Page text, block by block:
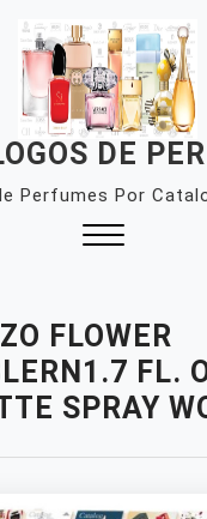
DE
Perfumes Por
FLOWER
FL.
SPRAY